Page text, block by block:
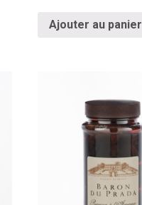
Ajouter au panier